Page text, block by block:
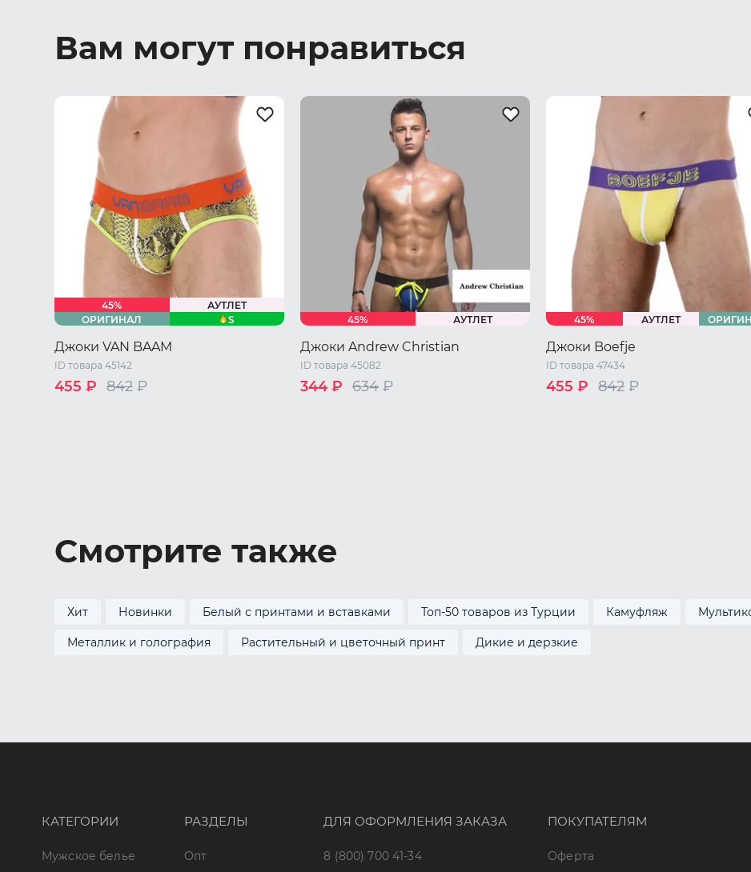
Вам могут понравиться
45%
АУТЛЕТ
ОРИГИНАЛ
S
Джоки VAN BAAM
ID товара 45142
455 ₽ 842 ₽
45% АУТЛЕТ
Джоки Andrew Christian
ID товара 45082
344 ₽ 634 ₽
45% АУТЛЕТ
Джоки Boefje
ID товара 47434
455 ₽ 842 ₽
Смотрите также
Хит Новинки Белый с принтами и вставками Топ-50 товаров из Турции Камуфляж
Металлик и голография Растительный и цветочный принт Дикие и дерзкие
КАТЕГОРИИ
Мужское белье
РАЗДЕЛЫ
Опт
ДЛЯ ОФОРМЛЕНИЯ ЗАКАЗА
8 (800) 700 41-34
ПОКУПАТЕЛЯМ
Оферта